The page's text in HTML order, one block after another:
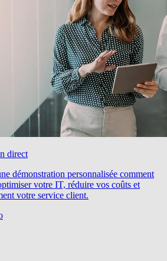
direct
démonstration personnalisée comment
votre IT, réduire vos coûts et
votre service client.